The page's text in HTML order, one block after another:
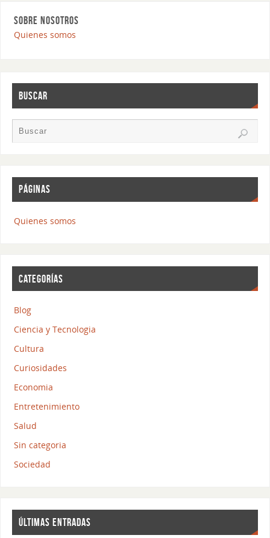
SOBRE NOSOTROS
Quienes somos
BUSCAR
PÁGINAS
Quienes somos
CATEGORÍAS
Blog
Ciencia y Tecnologia
Cultura
Curiosidades
Economia
Entretenimiento
Salud
Sin categoria
Sociedad
ÚLTIMAS ENTRADAS